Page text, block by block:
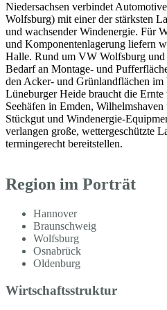
Niedersachsen verbindet
Wolfsburg) mit einer der stärksten
und wachsender Windenergie. Für
und Komponentenlagerung liefern
Halle. Rund um VW Wolfsburg und
Bedarf an Montage- und
den Acker- und Grünlandflächen im
Lüneburger Heide braucht die
Seehäfen in Emden,
Stückgut und Windenergie-
verlangen große, wettergeschützte
termingerecht bereitstellen.
Region im Porträt
Hannover
Braunschweig
Wolfsburg
Osnabrück
Oldenburg
Wirtschaftsstruktur